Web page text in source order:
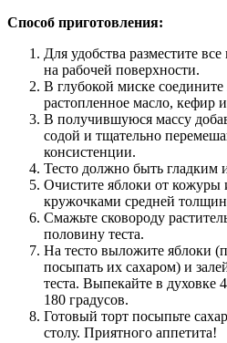
Способ приготовления:
Для удобства разместите
на рабочей поверхности.
В глубокой миске соедините
растопленное масло, кефир
В получившуюся массу
содой и тщательно
консистенции.
Тесто должно быть гладким
Очистите яблоки от кожуры
кружочками средней
Смажьте сковороду
половину теста.
На тесто выложите яблоки
посыпать их сахаром) и
теста. Выпекайте в духовке
180 градусов.
Готовый торт посыпьте
столу. Приятного аппетита!